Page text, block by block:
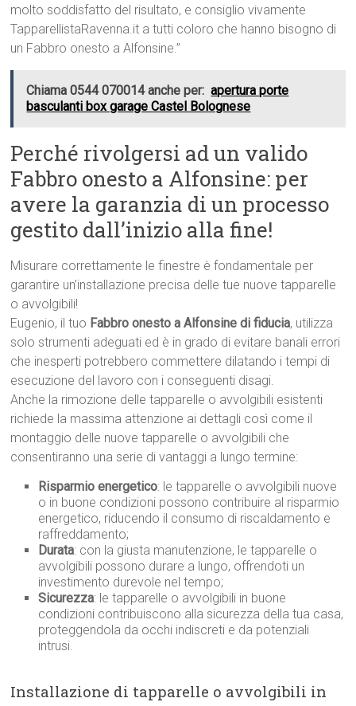
molto soddisfatto del risultato, e consiglio vivamente
TapparellistaRavenna.it a tutti coloro che hanno bisogno di
un Fabbro onesto a Alfonsine.”
Chiama 0544 070014 anche per: apertura porte
basculanti box garage Castel Bolognese
Perché rivolgersi ad un valido
Fabbro onesto a Alfonsine: per
avere la garanzia di un processo
gestito dall’inizio alla fine!
Misurare correttamente le finestre è fondamentale per
garantire un’installazione precisa delle tue nuove tapparelle
o avvolgibili!
Eugenio, il tuo Fabbro onesto a Alfonsine di fiducia, utilizza
solo strumenti adeguati ed è in grado di evitare banali errori
che inesperti potrebbero commettere dilatando i tempi di
esecuzione del lavoro con i conseguenti disagi.
Anche la rimozione delle tapparelle o avvolgibili esistenti
richiede la massima attenzione ai dettagli così come il
montaggio delle nuove tapparelle o avvolgibili che
consentiranno una serie di vantaggi a lungo termine:
Risparmio energetico: le tapparelle o avvolgibili nuove
o in buone condizioni possono contribuire al risparmio
energetico, riducendo il consumo di riscaldamento e
raffreddamento;
Durata: con la giusta manutenzione, le tapparelle o
avvolgibili possono durare a lungo, offrendoti un
investimento durevole nel tempo;
Sicurezza: le tapparelle o avvolgibili in buone
condizioni contribuiscono alla sicurezza della tua casa,
proteggendola da occhi indiscreti e da potenziali
intrusi.
Installazione di tapparelle o avvolgibili in